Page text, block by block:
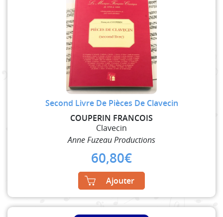
Second Livre De Pièces De Clavecin
COUPERIN FRANCOIS
Clavecin
Anne Fuzeau Productions
60,80€
Ajouter